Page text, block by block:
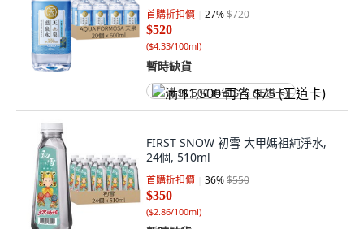
首購折扣價 27%$720
$520
($4.33/100ml)
暫時缺貨
满 $1,500 再省 $75 (王道卡)
FIRST SNOW 初雪 大甲媽祖純淨水,
24個, 510ml
首購折扣價 36%$550
$350
($2.86/100ml)